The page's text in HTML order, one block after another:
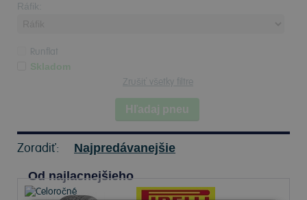
Ráfik:
Runflat
Skladom
Zrušiť všetky filtre
Hľadaj pneu
Zoradiť: Najpredávanejšie
Od najlacnejšieho